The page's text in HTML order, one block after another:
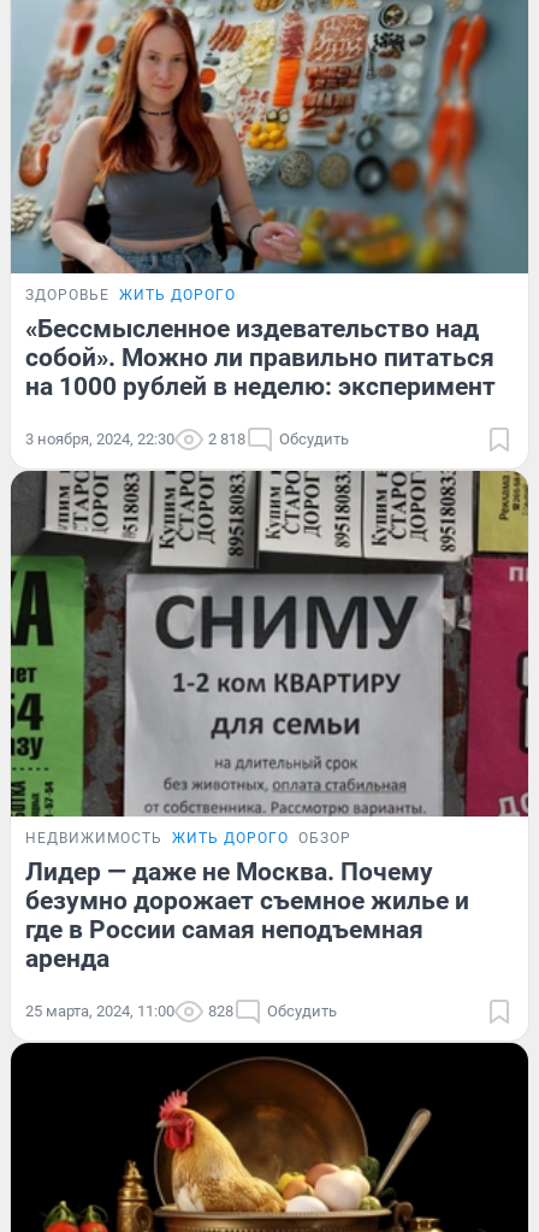
ЗДОРОВЬЕ ЖИТЬ ДОРОГО
«Бессмысленное издевательство над
собой». Можно ли правильно питаться
на 1000 рублей в неделю: эксперимент
3 ноября, 2024, 22:30 2 818 Обсудить
НЕДВИЖИМОСТЬ ЖИТЬ ДОРОГО ОБЗОР
Лидер — даже не Москва. Почему
безумно дорожает съемное жилье и
где в России самая неподъемная
аренда
25 марта, 2024, 11:00 828 Обсудить